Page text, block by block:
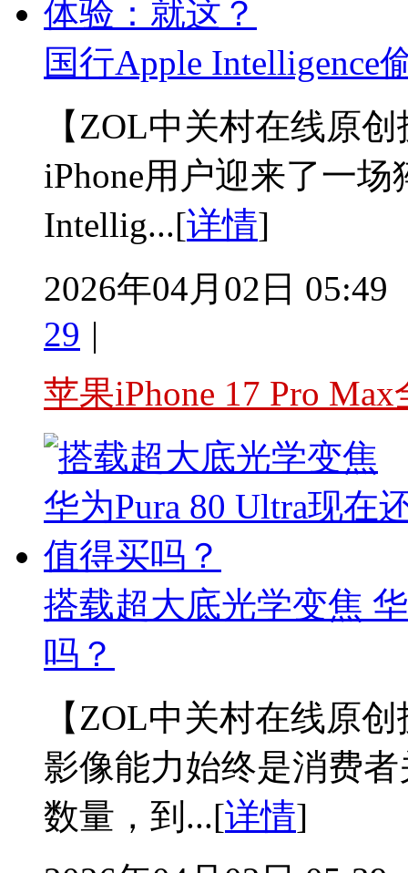
国行Apple Intelligence
【ZOL中关村在线原
iPhone用户迎来了一
Intellig...[详情]
2026年04月02日 05:49
29 |
苹果iPhone 17 Pro
搭载超大底光学变焦
吗？
【ZOL中关村在线原
影像能力始终是消费
数量，到...[详情]